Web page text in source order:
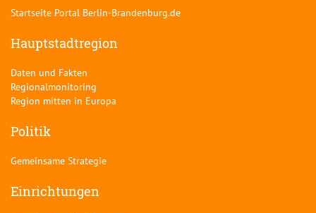
Startseite Portal Berlin-Brandenburg.de
Hauptstadtregion
Daten und Fakten
Regionalmonitoring
Region mitten in Europa
Politik
Gemeinsame Strategie
Einrichtungen